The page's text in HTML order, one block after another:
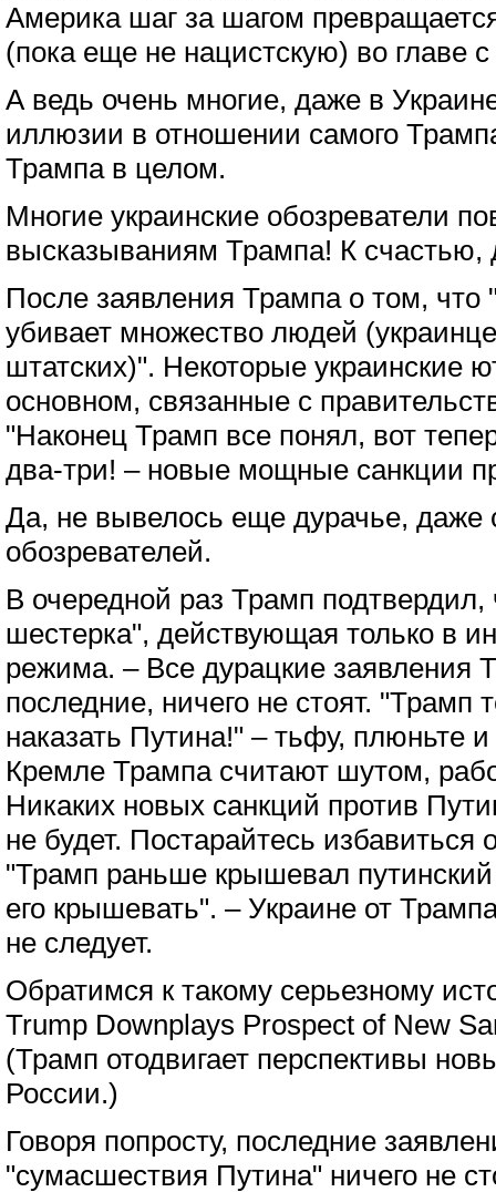
Америка шаг за шагом
(пока еще не нацистскую) во главе
А ведь очень многие, даже в
иллюзии в отношении самого
Трампа в целом.
Многие украинские обозреватели
высказываниям Трампа! К счастью,
После заявления Трампа о том,
убивает множество людей
штатских)". Некоторые украинские
основном, связанные с
"Наконец Трамп все понял, вот
два-три! – новые мощные санкции
Да, не вывелось еще дурачье, даже
обозревателей.
В очередной раз Трамп подтвердил,
шестерка", действующая только в
режима. – Все дурацкие заявления
последние, ничего не стоят. "Трамп
наказать Путина!" – тьфу, плюньте
Кремле Трампа считают шутом,
Никаких новых санкций против
не будет. Постарайтесь избавиться
"Трамп раньше крышевал
его крышевать". – Украине от
не следует.
Обратимся к такому серьезному
Trump Downplays Prospect of New
(Трамп отодвигает перспективы
России.)
Говоря попросту, последние
"сумасшествия Путина" ничего не